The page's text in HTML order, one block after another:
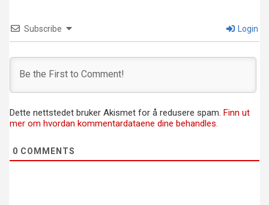
Subscribe Login
Dette nettstedet bruker Akismet for å redusere spam. Finn ut
mer om hvordan kommentardataene dine behandles.
0 COMMENTS